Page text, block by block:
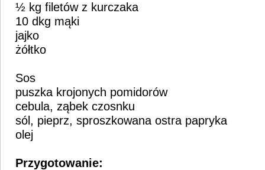
½ kg filetów z kurczaka
10 dkg mąki
jajko
żółtko
Sos
puszka krojonych pomidorów
cebula, ząbek czosnku
sól, pieprz, sproszkowana ostra papryka
olej
Przygotowanie: